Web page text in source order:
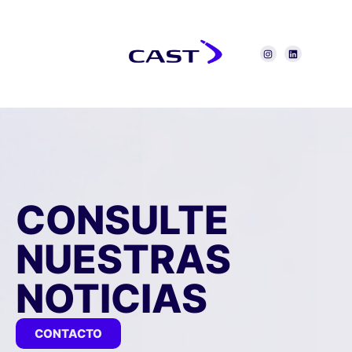
CONSULTE
NUESTRAS
NOTICIAS
CONTACTO